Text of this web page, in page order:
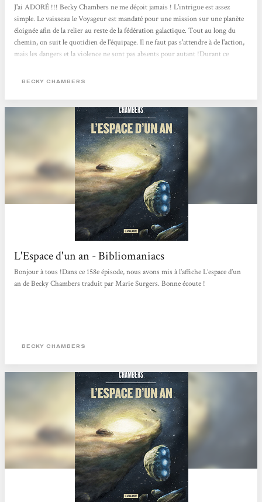
J'ai ADORÉ !!! Becky Chambers ne me déçoit jamais ! L'intrigue est assez
simple. Le vaisseau le Voyageur est mandaté pour une mission sur une planète
éloignée afin de la relier au reste de la fédération galactique. Tout au long du
chemin, on suit le quotidien de l'équipage. Il ne faut pas s'attendre à de l'action,
mais les dangers et la violence ne sont pas absents pour autant !Durant ce
nous montre la richesse des cultures, des structures familiales, des relations, ou
BECKY CHAMBERS
L'Espace d'un an - Bibliomaniacs
Bonjour à tous !Dans ce 158e épisode, nous avons mis à l’affiche L’espace d’un
an de Becky Chambers traduit par Marie Surgers. Bonne écoute !
BECKY CHAMBERS